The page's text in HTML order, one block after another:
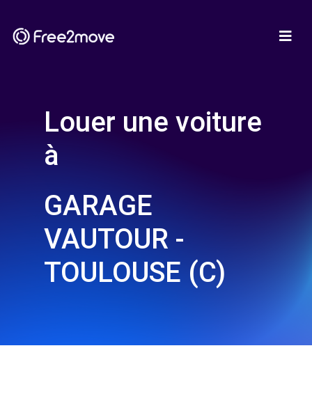
Louer une voiture
à
GARAGE
VAUTOUR -
TOULOUSE (C)